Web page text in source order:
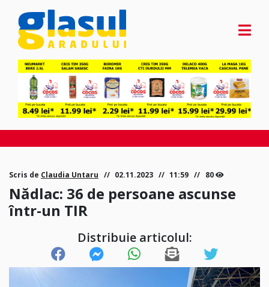
Scris de Claudia Untaru 02.11.2023 11:59 80
Nădlac: 36 de persoane ascunse
într-un TIR
Distribuie articolul: